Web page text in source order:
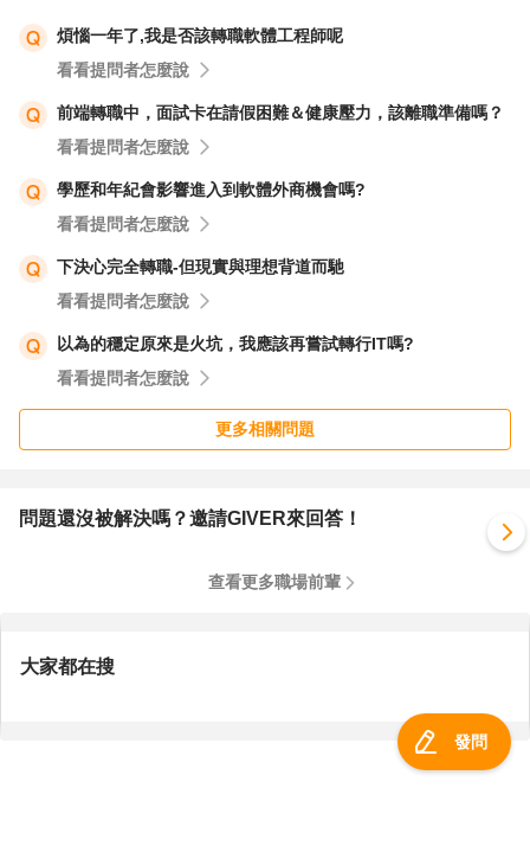
煩惱一年了,我是否該轉職軟體工程師呢
看看提問者怎麼說
前端轉職中，面試卡在請假困難＆健康壓力，該離職準備嗎？
看看提問者怎麼說
學歷和年紀會影響進入到軟體外商機會嗎?
看看提問者怎麼說
下決心完全轉職-但現實與理想背道而馳
看看提問者怎麼說
以為的穩定原來是火坑，我應該再嘗試轉行IT嗎?
看看提問者怎麼說
更多相關問題
問題還沒被解決嗎？邀請GIVER來回答！
查看更多職場前輩
大家都在搜
發問